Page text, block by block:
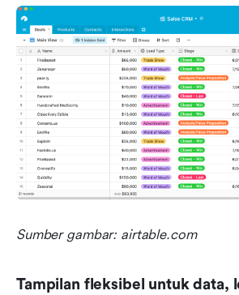
Sumber gambar: airtable.com
Tampilan fleksibel untuk data,